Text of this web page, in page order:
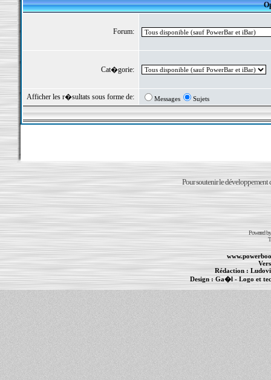
Forum:
Cat�gorie:
Afficher les r�sultats sous forme de: Messages Sujets
Pour soutenir le développement
Powered
Rédaction :
Design : Ga�l- Logo et